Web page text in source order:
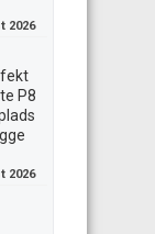
2026
P8
2026